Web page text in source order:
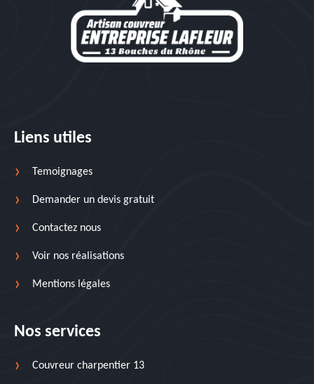
Liens utiles
Temoignages
Demander un devis gratuit
Contactez nous
Voir nos réalisations
Mentions légales
Nos services
Couvreur charpentier 13